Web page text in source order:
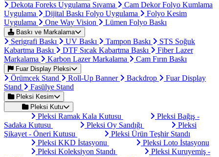
Dekota Foreks Uygulama Sıvama
Cam Dekor Folyo Kumlama
Uygulama
Dijital Baskı Folyo Uygulama
Folyo Kesim
Uygulama
One Way Vision Lümen Folyo Baskı
Baskı ve Markalama
Serigrafi Baskı UV Baskı Tampon Baskı
STS Soğuk
Kabartma Baskı
DTF Sıcak Kabartma Baskı
Fiber Lazer
Markalama
Karbon Lazer Markalama Cam Fırın Baskı
Fuar Display Pleksi
Örümcek Stand Roll-Up Banner Backdrop
Fuar Display
Stand
Fasülye Stand
Pleksi Kesim
Pleksi Kutu
Pleksi Ramak Kala Kutusu
Pleksi Bağış -
Sadaka Kutusu
Pleksi Oy Sandığı
Pleksi
Şikayet - Öneri Kutusu
Pleksi Ürün Teşhir Standı
Pleksi KKD İstasyonu
Pleksi Loto İstasyonu
Pleksi Koleksiyon Standı
Pleksi Kuruyemiş -